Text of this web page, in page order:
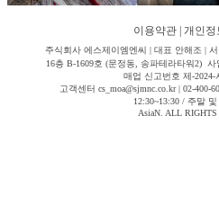
이용약관 개인정
주식회사 에스제이엠엔씨 | 대표 안해조 |
16층 B-1609호 (문정동, 송파테라타워2) 사
매업 신고번호 제-2024-
고객센터 cs_moa@sjmnc.co.kr | 02-400-
12:30~13:30 / 주말
AsiaN. ALL RIGHTS